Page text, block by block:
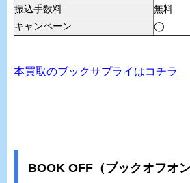
振込手数料
無料
キャンペーン
◯
本買取のブックサプライはコチラ
BOOK OFF（ブックオフオン